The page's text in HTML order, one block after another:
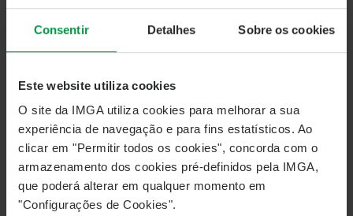
Consentir Detalhes Sobre os cookies
Este website utiliza cookies
O site da IMGA utiliza cookies para melhorar a sua
experiência de navegação e para fins estatísticos. Ao
clicar em "Permitir todos os cookies", concorda com o
armazenamento dos cookies pré-definidos pela IMGA,
que poderá alterar em qualquer momento em
"Configurações de Cookies".
OBJETIVOS DE INVESTIMENTO
capital além de proporcionar aos participantes um
rentabilidade potencial estável, acima das taxas de juro
dos mercados monetários e das alternativas
proporcionadas pelas aplicações bancárias
tradicionais.